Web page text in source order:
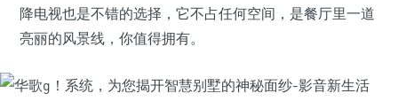
降电视也是不错的选择，它不占任何空间，是餐厅里一道
亮丽的风景线，你值得拥有。